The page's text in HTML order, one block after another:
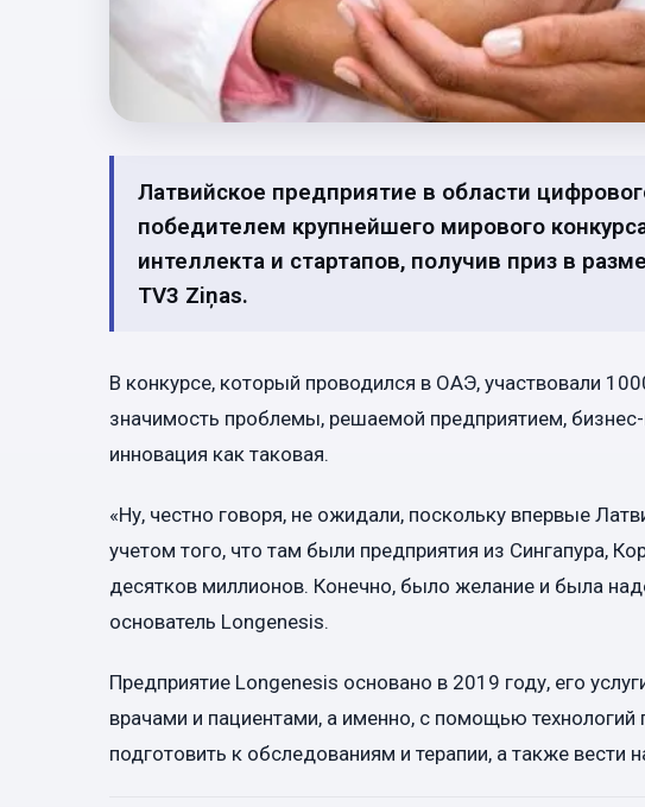
Латвийское предприятие в области
победителем крупнейшего мирового
интеллекта и стартапов, получив приз в
TV3 Ziņas.
В конкурсе, который проводился в ОАЭ, участвовали
значимость проблемы, решаемой предприятием,
инновация как таковая.
«Ну, честно говоря, не ожидали, поскольку впервые
учетом того, что там были предприятия из Сингапура,
десятков миллионов. Конечно, было желание и была
основатель Longenesis.
Предприятие Longenesis основано в 2019 году, его
врачами и пациентами, а именно, с помощью
подготовить к обследованиям и терапии, а также